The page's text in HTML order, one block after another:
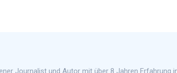
Journalist und Autor mit über 8 Jahren Erfahrung